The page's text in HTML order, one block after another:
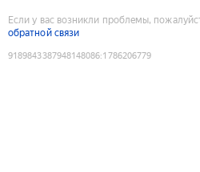
Если у вас возникли проблемы,
обратной связи
9189843387948148086:1786206779